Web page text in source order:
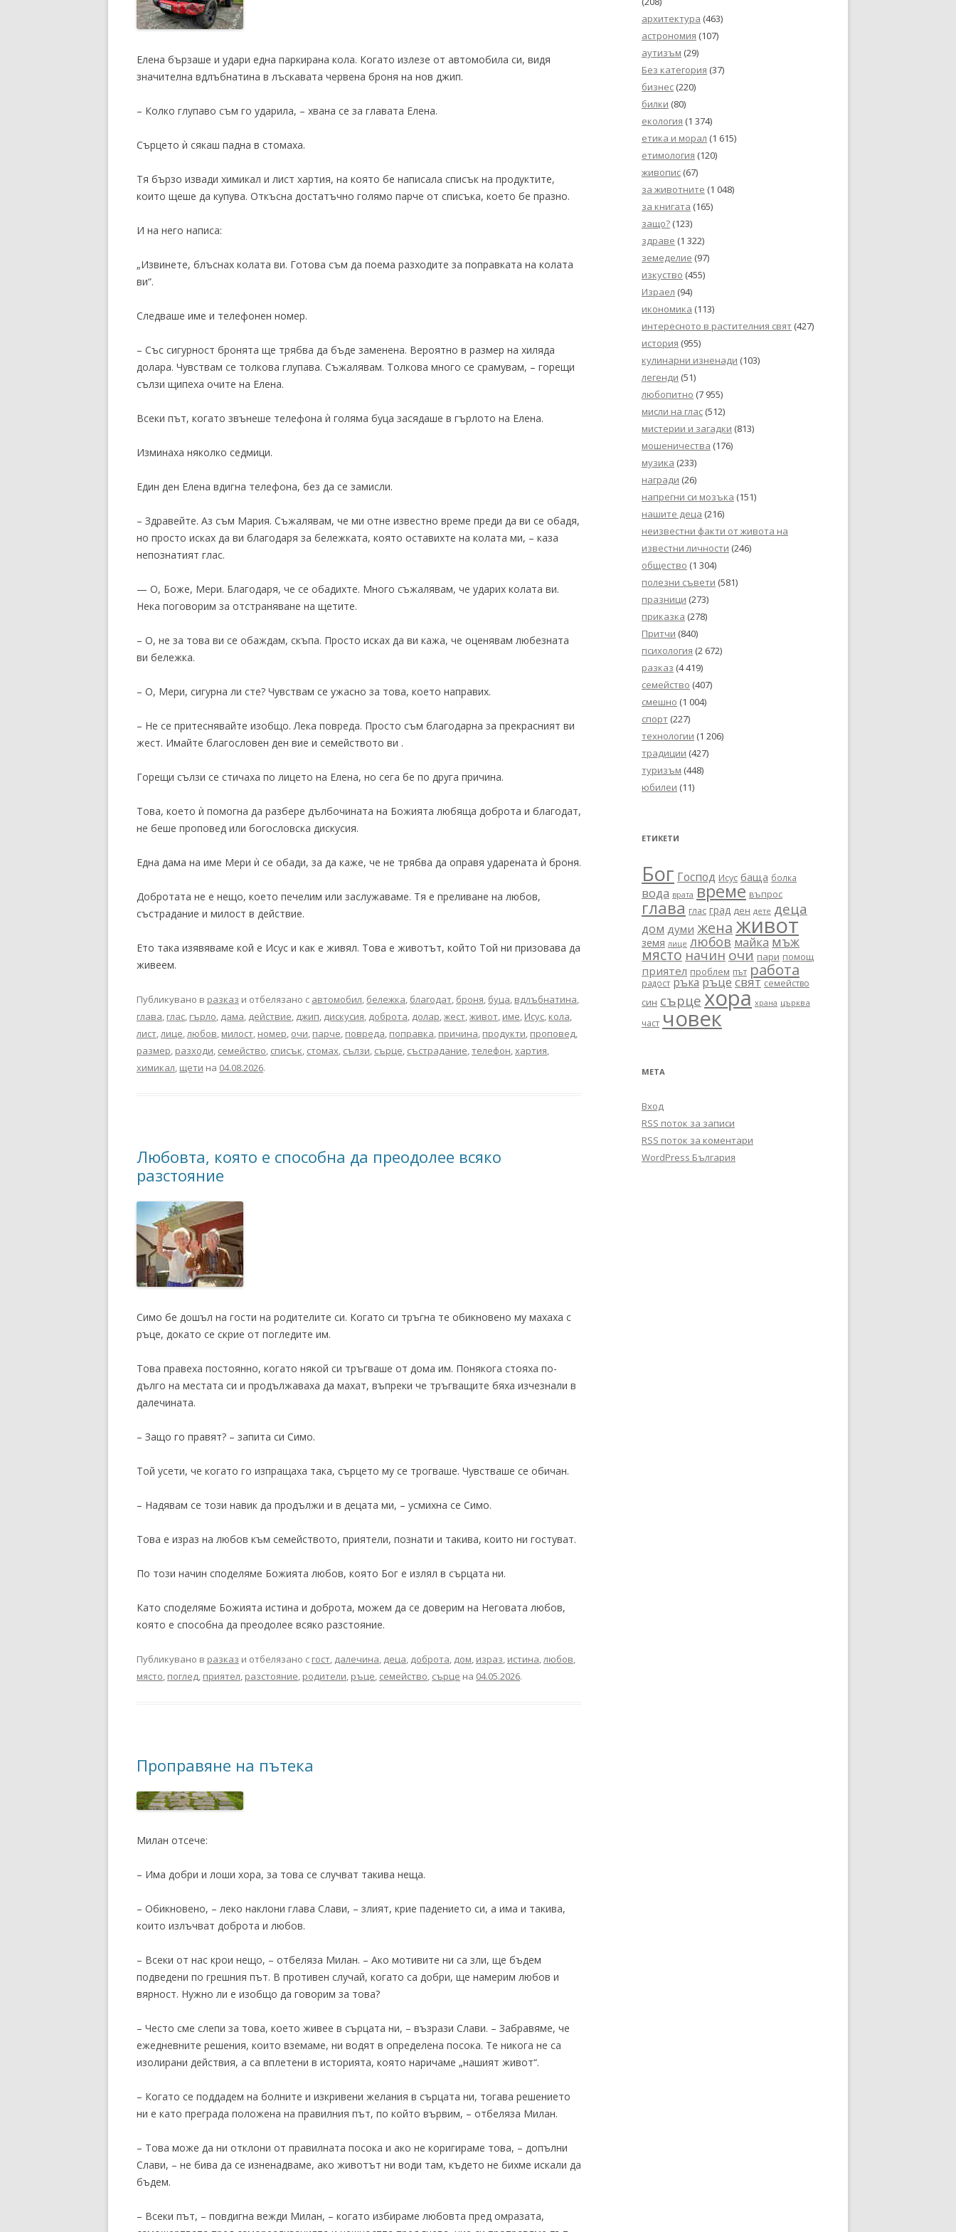
Елена бързаше и удари една паркирана кола. Когато излезе от автомобила си, видя
значителна вдлъбнатина в лъскавата червена броня на нов джип.
– Колко глупаво съм го ударила, – хвана се за главата Елена.
Сърцето ѝ сякаш падна в стомаха.
Тя бързо извади химикал и лист хартия, на която бе написала списък на продуктите,
които щеше да купува. Откъсна достатъчно голямо парче от списъка, което бе празно.
И на него написа:
„Извинете, блъснах колата ви. Готова съм да поема разходите за поправката на колата
ви“.
Следваше име и телефонен номер.
– Със сигурност бронята ще трябва да бъде заменена. Вероятно в размер на хиляда
долара. Чувствам се толкова глупава. Съжалявам. Толкова много се срамувам, – горещи
сълзи щипеха очите на Елена.
Всеки път, когато звънеше телефона ѝ голяма буца засядаше в гърлото на Елена.
Изминаха няколко седмици.
Един ден Елена вдигна телефона, без да се замисли.
– Здравейте. Аз съм Мария. Съжалявам, че ми отне известно време преди да ви се обадя,
но просто исках да ви благодаря за бележката, която оставихте на колата ми, – каза
непознатият глас.
— О, Боже, Мери. Благодаря, че се обадихте. Много съжалявам, че ударих колата ви.
Нека поговорим за отстраняване на щетите.
– О, не за това ви се обаждам, скъпа. Просто исках да ви кажа, че оценявам любезната
ви бележка.
– О, Мери, сигурна ли сте? Чувствам се ужасно за това, което направих.
– Не се притеснявайте изобщо. Лека повреда. Просто съм благодарна за прекрасният ви
жест. Имайте благословен ден вие и семейството ви .
Горещи сълзи се стичаха по лицето на Елена, но сега бе по друга причина.
Това, което ѝ помогна да разбере дълбочината на Божията любяща доброта и благодат,
не беше проповед или богословска дискусия.
Една дама на име Мери ѝ се обади, за да каже, че не трябва да оправя ударената ѝ броня.
Добротата не е нещо, което печелим или заслужаваме. Тя е преливане на любов,
състрадание и милост в действие.
Ето така изявяваме кой е Исус и как е живял. Това е животът, който Той ни призовава да
живеем.
Публикувано в разказ и отбелязано с автомобил, бележка, благодат, броня, буца, вдлъбнатина,
глава, глас, гърло, дама, действие, джип, дискусия, доброта, долар,жест,живот, име, Исус, кола,
лист,лице,любов, милост, номер, очи, парче, повреда, поправка, причина, продукти, проповед,
размер, разходи, семейство, списък, стомах, сълзи, сърце, състрадание,телефон,хартия,
химикал, щети на 04.08.2026.
Любовта, която е способна да преодолее всяко
разстояние
Симо бе дошъл на гости на родителите си. Когато си тръгна те обикновено му махаха с
ръце, докато се скрие от погледите им.
Това правеха постоянно, когато някой си тръгваше от дома им. Понякога стояха по-
дълго на местата си и продължаваха да махат, въпреки че тръгващите бяха изчезнали в
далечината.
– Защо го правят? – запита си Симо.
Той усети, че когато го изпращаха така, сърцето му се трогваше. Чувстваше се обичан.
– Надявам се този навик да продължи и в децата ми, – усмихна се Симо.
Това е израз на любов към семейството, приятели, познати и такива, които ни гостуват.
По този начин споделяме Божията любов, която Бог е излял в сърцата ни.
Като споделяме Божията истина и доброта, можем да се доверим на Неговата любов,
която е способна да преодолее всяко разстояние.
Публикувано в разказ и отбелязано с гост, далечина, деца, доброта, дом, израз, истина,любов,
място, поглед, приятел, разстояние, родители, ръце, семейство, сърце на 04.05.2026.
Проправяне на пътека
Милан отсече:
– Има добри и лоши хора, за това се случват такива неща.
– Обикновено, – леко наклони глава Слави, – злият, крие падението си, а има и такива,
които излъчват доброта и любов.
– Всеки от нас крои нещо, – отбеляза Милан. – Ако мотивите ни са зли, ще бъдем
подведени по грешния път. В противен случай, когато са добри, ще намерим любов и
вярност. Нужно ли е изобщо да говорим за това?
– Често сме слепи за това, което живее в сърцата ни, – възрази Слави. – Забравяме, че
ежедневните решения, които вземаме, ни водят в определена посока. Те никога не са
изолирани действия, а са вплетени в историята, която наричаме „нашият живот“.
– Когато се поддадем на болните и изкривени желания в сърцата ни, тогава решението
ни е като преграда положена на правилния път, по който вървим, – отбеляза Милан.
– Това може да ни отклони от правилната посока и ако не коригираме това, – допълни
Слави, – не бива да се изненадваме, ако животът ни води там, където не бихме искали да
бъдем.
– Всеки път, – повдигна вежди Милан, – когато избираме любовта пред омразата,
архитектура (463)
астрономия (107)
аутизъм (29)
Без категория (37)
бизнес (220)
билки (80)
екология (1 374)
етика и морал (1 615)
етимология (120)
живопис (67)
за животните (1 048)
за книгата (165)
защо? (123)
здраве (1 322)
земеделие (97)
изкуство (455)
Израел (94)
икономика (113)
интересното в растителния свят (427)
история (955)
кулинарни изненади (103)
легенди (51)
любопитно (7 955)
мисли на глас (512)
мистерии и загадки (813)
мошеничества (176)
музика (233)
награди (26)
напрегни си мозъка (151)
нашите деца (216)
неизвестни факти от живота на
известни личности (246)
общество (1 304)
полезни съвети (581)
празници (273)
приказка (278)
Притчи (840)
психология (2 672)
разказ (4 419)
семейство (407)
смешно (1 004)
спорт (227)
технологии (1 206)
традиции (427)
туризъм (448)
юбилеи (11)
ЕТИКЕТИ
Бог Господ Исус баща болка
вода врата време въпрос
глава глас град ден дете деца
дом думи жена живот
земя лице любов майка мъж
място начин очи пари помощ
приятел проблем път работа
радост ръка ръце свят семейство
син сърце хора храна църква
част човек
МЕТА
Вход
RSS поток за записи
RSS поток за коментари
WordPress България